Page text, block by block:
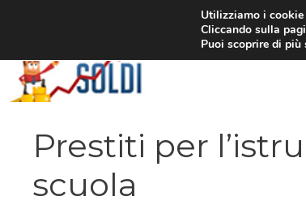
Prestiti per
scuola
Utilizziamo i
Cliccando sulla
Puoi scoprire di